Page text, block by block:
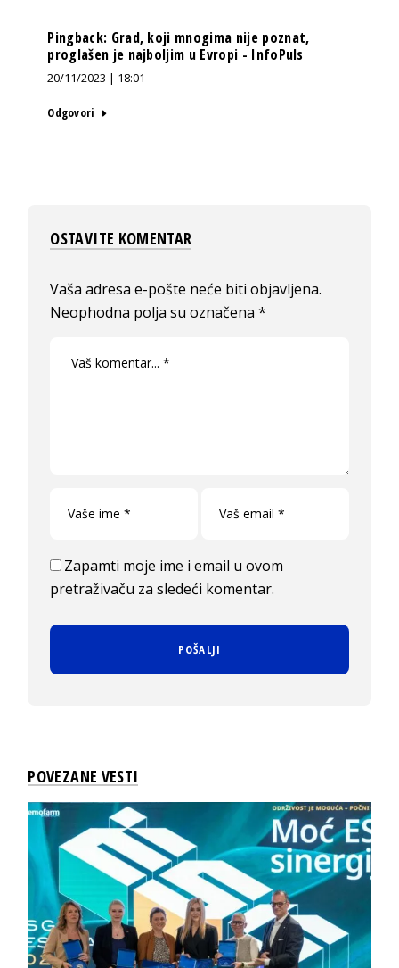
Pingback: Grad, koji mnogima nije poznat,
proglašen je najboljim u Evropi - InfoPuls
20/11/2023 | 18:01
Odgovori
OSTAVITE KOMENTAR
Vaša adresa e-pošte neće biti objavljena.
Neophodna polja su označena*
Zapamti moje ime i email u ovom
pretraživaču za sledeći komentar.
POVEZANE VESTI